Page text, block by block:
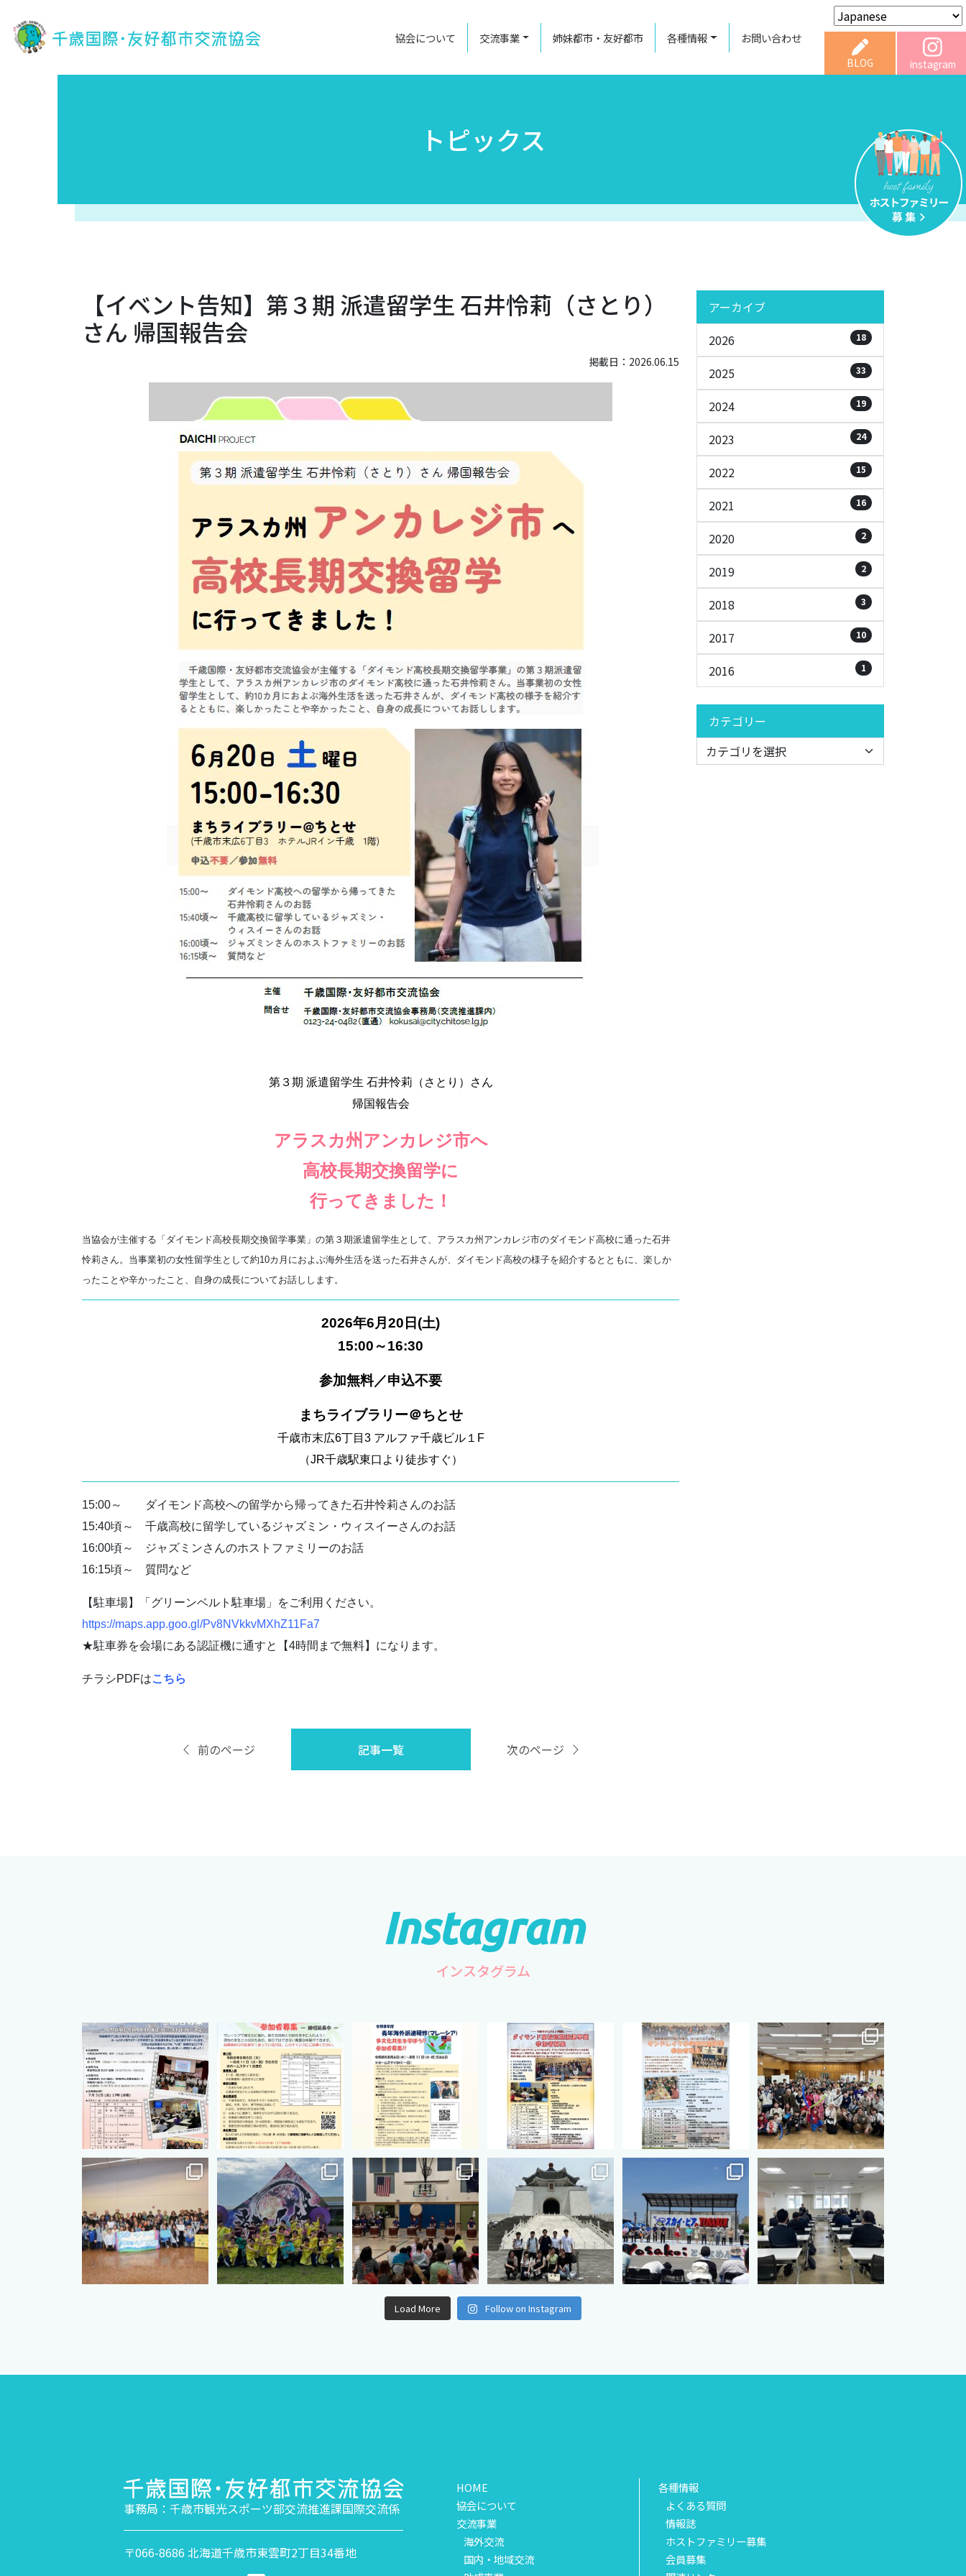
協会について 交流事業 姉妹都市・友好都市 各種情報 お問い合わせ
BLOG instagram
トピックス
【イベント告知】第３期 派遣留学生 石井怜莉（さとり）
さん 帰国報告会
掲載日：2026.06.15
第３期 派遣留学生 石井怜莉（さとり）さん
帰国報告会
アラスカ州アンカレジ市へ
高校長期交換留学に
行ってきました！
当協会が主催する「ダイモンド高校長期交換留学事業」の第３期派遣留学生として、アラスカ州アンカレジ市のダイモンド高校に通った石井
怜莉さん。当事業初の女性留学生として約10カ月におよぶ海外生活を送った石井さんが、ダイモンド高校の様子を紹介するとともに、楽しか
ったことや辛かったこと、自身の成長についてお話しします。
2026年6月20日(土)
15:00～16:30
参加無料／申込不要
まちライブラリー＠ちとせ
千歳市末広6丁目3 アルファ千歳ビル１F
（JR千歳駅東口より徒歩すぐ）
15:00～ ダイモンド高校への留学から帰ってきた石井怜莉さんのお話
15:40頃～ 千歳高校に留学しているジャズミン・ウィスイーさんのお話
16:00頃～ ジャズミンさんのホストファミリーのお話
16:15頃～ 質問など
【駐車場】
「グリーンベルト駐車場」をご利用ください。
https://maps.app.goo.gl/Pv8NVkkvMXhZ11Fa7
★駐車券を会場にある認証機に通すと【4時間まで無料】になります。
チラシPDFはこちら
前のページ 記事一覧 次のページ
アーカイブ
2026
18
2025 33
2024 19
2023 24
2022 15
2021 16
2020 2
2019 2
2018 3
2017 10
2016 1
カテゴリー
インスタグラム
cts.international.friendship
7月 1
cts.international.friendship
4月 16
cts.international.friendship
2月 27
cts.international.friendship
8月 12
cts.international.friendship
8月 12
cts.international.friendship
8月 12
cts.international.friendship
8月 12
cts.international.friendship
8月 5
cts.international.friendship
7月 18
cts.international.friendship
7月 3
cts.international.friendship
cts.international.friendship
7月 3
Load More Follow on Instagram
事務局：千歳市観光スポーツ部交流推進課国際交流係
〒066-8686 北海道千歳市東雲町2丁目34番地
HOME
協会について
交流事業
海外交流
国内・地域交流
各種情報
よくある質問
情報誌
ホストファミリー募集
会員募集